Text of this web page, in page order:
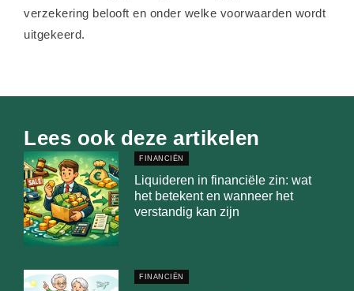
verzekering belooft en onder welke voorwaarden wordt
uitgekeerd.
Lees ook deze artikelen
FINANCIËN
Liquideren in financiële zin: wat
het betekent en wanneer het
verstandig kan zijn
FINANCIËN